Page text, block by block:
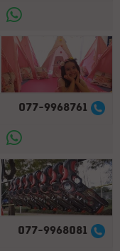
077-9968761
077-9968081